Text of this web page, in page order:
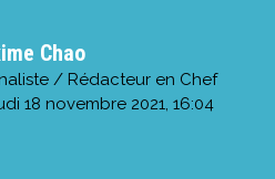
Chao
/ Rédacteur en Chef
18 novembre 2021, 16:04